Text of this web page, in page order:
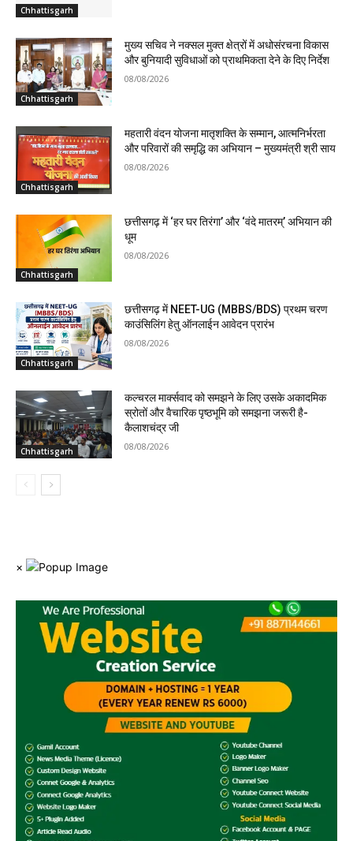
Chhattisgarh
Chhattisgarh
मुख्य सचिव ने नक्सल मुक्त क्षेत्रों में अधोसंरचना विकास
और बुनियादी सुविधाओं को प्राथमिकता देने के दिए निर्देश
08/08/2026
Chhattisgarh
महतारी वंदन योजना मातृशक्ति के सम्मान, आत्मनिर्भरता
और परिवारों की समृद्धि का अभियान – मुख्यमंत्री श्री साय
08/08/2026
Chhattisgarh
छत्तीसगढ़ में ‘हर घर तिरंगा’ और ‘वंदे मातरम्’ अभियान की
धूम
08/08/2026
Chhattisgarh
छत्तीसगढ़ में NEET-UG (MBBS/BDS) प्रथम चरण
काउंसिलिंग हेतु ऑनलाईन आवेदन प्रारंभ
08/08/2026
Chhattisgarh
कल्चरल मार्क्सवाद को समझने के लिए उसके अकादमिक
स्रोतों और वैचारिक पृष्ठभूमि को समझना जरूरी है-
कैलाशचंद्र जी
08/08/2026
×